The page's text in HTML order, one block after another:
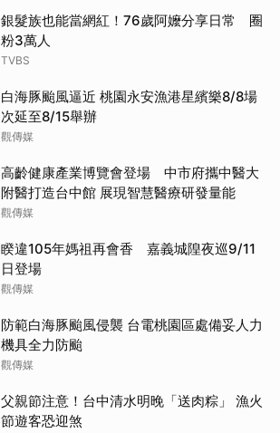
銀髮族也能當網紅！76歲阿嬤分享日常 圈
粉3萬人
TVBS
白海豚颱風逼近 桃園永安漁港星繽樂8/8場
次延至8/15舉辦
觀傳媒
高齡健康產業博覽會登場 中市府攜中醫大
附醫打造台中館 展現智慧醫療研發量能
觀傳媒
睽違105年媽祖再會香 嘉義城隍夜巡9/11
日登場
觀傳媒
防範白海豚颱風侵襲 台電桃園區處備妥人力
機具全力防颱
觀傳媒
父親節注意！台中清水明晚「送肉粽」 漁火
節遊客恐迎煞